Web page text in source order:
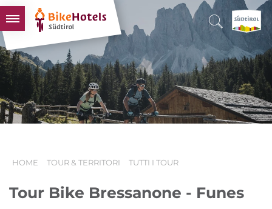
BIKEHOTELS
HOTELS & PACCHETTI
TOUR & TERRITORI
L'ALTO ADIGE & NOI
HOME TOUR & TERRITORI TUTTI I TOUR
Tour Bike Bressanone - Funes